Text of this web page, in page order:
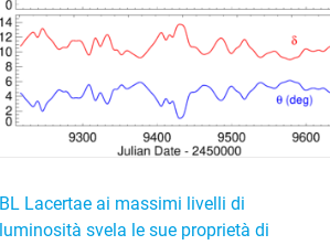
BL Lacertae ai massimi livelli di
luminosità svela le sue proprietà di